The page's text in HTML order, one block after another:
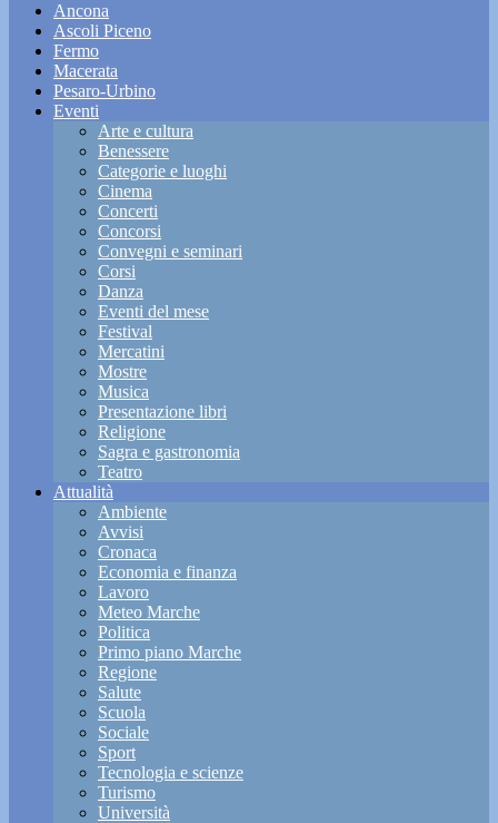
Ancona
Ascoli Piceno
Fermo
Macerata
Pesaro-Urbino
Eventi
Arte e cultura
Benessere
Categorie e luoghi
Cinema
Concerti
Concorsi
Convegni e seminari
Corsi
Danza
Eventi del mese
Festival
Mercatini
Mostre
Musica
Presentazione libri
Religione
Sagra e gastronomia
Teatro
Attualità
Ambiente
Avvisi
Cronaca
Economia e finanza
Lavoro
Meteo Marche
Politica
Primo piano Marche
Regione
Salute
Scuola
Sociale
Sport
Tecnologia e scienze
Turismo
Università